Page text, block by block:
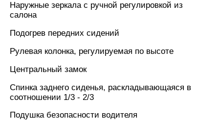
Наружные зеркала с ручной регулировкой из
салона
Подогрев передних сидений
Рулевая колонка, регулируемая по высоте
Центральный замок
Спинка заднего сиденья, раскладывающаяся в
соотношении 1/3 - 2/3
Подушка безопасности водителя